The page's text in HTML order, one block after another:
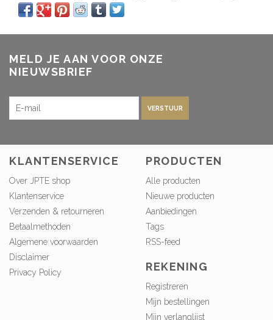
MELD JE AAN VOOR ONZE
NIEUWSBRIEF
VERSTUUR
KLANTENSERVICE
Over JPTE shop
Klantenservice
Verzenden & retourneren
Betaalmethoden
Algemene voorwaarden
Disclaimer
Privacy Policy
PRODUCTEN
Alle producten
Nieuwe producten
Aanbiedingen
Tags
RSS-feed
REKENING
Registreren
Mijn bestellingen
Mijn verlanglijst